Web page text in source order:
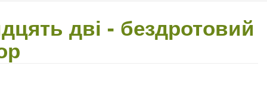
дві - бездротовий